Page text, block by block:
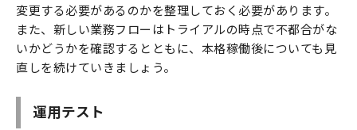
変更する必要があるのかを整理しておく必要があります。
また、新しい業務フローはトライアルの時点で不都合がな
いかどうかを確認するとともに、本格稼働後についても見
直しを続けていきましょう。
運用テスト